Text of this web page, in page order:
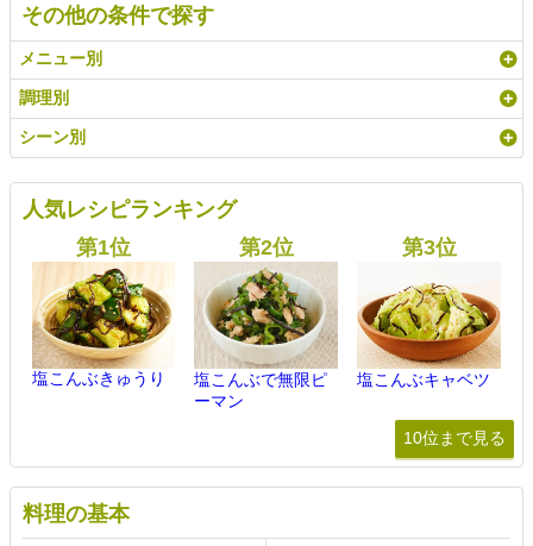
その他の条件で探す
メニュー別
調理別
シーン別
人気レシピランキング
塩こんぶきゅうり
塩こんぶで無限ピ
ーマン
塩こんぶキャベツ
10位まで見る
料理の基本